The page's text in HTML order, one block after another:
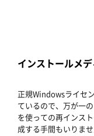
インストールメ
正規Windowsライセ
ているので、万が一
を使っての再インス
成する手間もいりま